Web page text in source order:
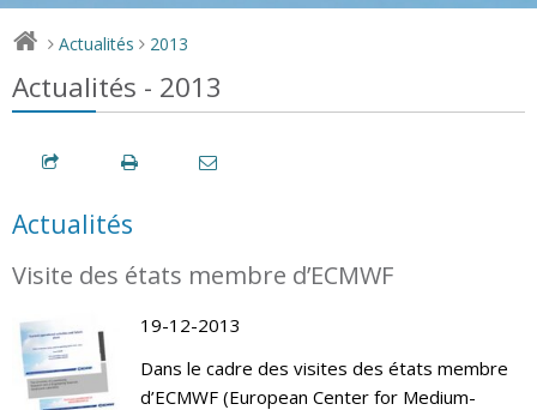
> Actualités > 2013
Actualités - 2013
Actualités
Visite des états membre d’ECMWF
19-12-2013
Dans le cadre des visites des états membre
d’ECMWF (European Center for Medium-